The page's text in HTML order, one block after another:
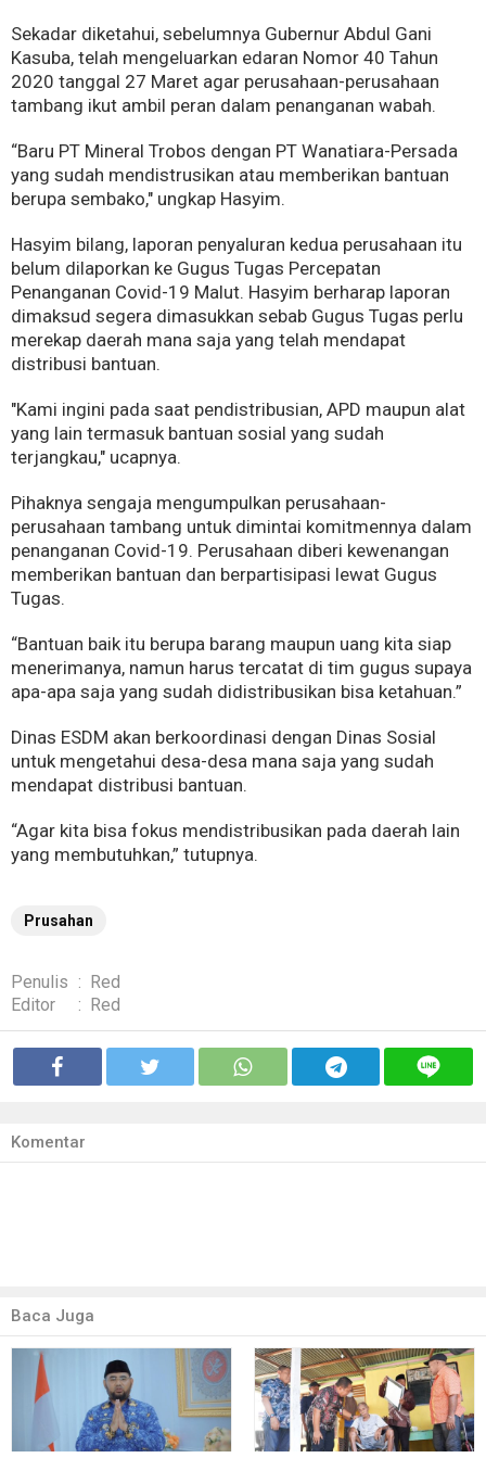
Sekadar diketahui, sebelumnya Gubernur Abdul Gani
Kasuba, telah mengeluarkan edaran Nomor 40 Tahun
2020 tanggal 27 Maret agar perusahaan-perusahaan
tambang ikut ambil peran dalam penanganan wabah.
“Baru PT Mineral Trobos dengan PT Wanatiara-Persada
yang sudah mendistrusikan atau memberikan bantuan
berupa sembako," ungkap Hasyim.
Hasyim bilang, laporan penyaluran kedua perusahaan itu
belum dilaporkan ke Gugus Tugas Percepatan
Penanganan Covid-19 Malut. Hasyim berharap laporan
dimaksud segera dimasukkan sebab Gugus Tugas perlu
merekap daerah mana saja yang telah mendapat
distribusi bantuan.
"Kami ingini pada saat pendistribusian, APD maupun alat
yang lain termasuk bantuan sosial yang sudah
terjangkau," ucapnya.
Pihaknya sengaja mengumpulkan perusahaan-
perusahaan tambang untuk dimintai komitmennya dalam
penanganan Covid-19. Perusahaan diberi kewenangan
memberikan bantuan dan berpartisipasi lewat Gugus
Tugas.
“Bantuan baik itu berupa barang maupun uang kita siap
menerimanya, namun harus tercatat di tim gugus supaya
apa-apa saja yang sudah didistribusikan bisa ketahuan.”
Dinas ESDM akan berkoordinasi dengan Dinas Sosial
untuk mengetahui desa-desa mana saja yang sudah
mendapat distribusi bantuan.
“Agar kita bisa fokus mendistribusikan pada daerah lain
yang membutuhkan,” tutupnya.
Prusahan
Penulis : Red
Editor
: Red
Komentar
Baca Juga